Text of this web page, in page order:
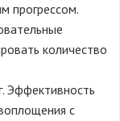
прогрессом.
количество
Эффективность
с